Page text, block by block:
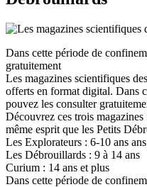
Dans cette période de
gratuitement
Les magazines scientifiques
offerts en format digital. Dans
pouvez les consulter
Découvrez ces trois
même esprit que les Petits
Les Explorateurs : 6-10 ans ans
Les Débrouillards : 9 à 14 ans
Curium : 14 ans et plus
Dans cette période de